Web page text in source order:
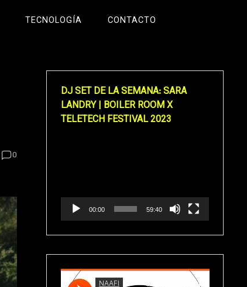
TECNOLOGÍA CONTACTO
0
DJ SET DE LA SEMANA: SARA
LANDRY | BOILER ROOM X
TELETECH FESTIVAL 2023
00:00 59:40